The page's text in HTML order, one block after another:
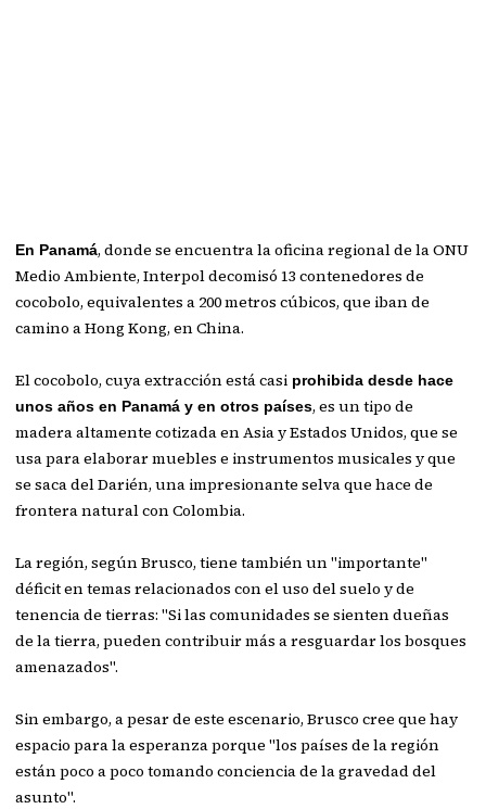
En Panamá, donde se encuentra la oficina regional de la ONU
Medio Ambiente, Interpol decomisó 13 contenedores de
cocobolo, equivalentes a 200 metros cúbicos, que iban de
camino a Hong Kong, en China.
El cocobolo, cuya extracción está casi prohibida desde hace
unos años en Panamá y en otros países, es un tipo de
madera altamente cotizada en Asia y Estados Unidos, que se
usa para elaborar muebles e instrumentos musicales y que
se saca del Darién, una impresionante selva que hace de
frontera natural con Colombia.
La región, según Brusco, tiene también un "importante"
déficit en temas relacionados con el uso del suelo y de
tenencia de tierras: "Si las comunidades se sienten dueñas
de la tierra, pueden contribuir más a resguardar los bosques
amenazados".
Sin embargo, a pesar de este escenario, Brusco cree que hay
espacio para la esperanza porque "los países de la región
están poco a poco tomando conciencia de la gravedad del
asunto".